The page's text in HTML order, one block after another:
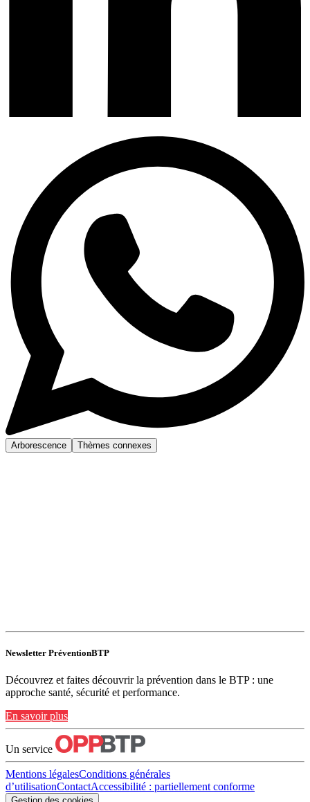
Arborescence Thèmes connexes
Newsletter PréventionBTP
Découvrez et faites découvrir la prévention dans le BTP : une
approche santé, sécurité et performance.
En savoir plus
Un service
Mentions légalesConditions générales
d’utilisationContactAccessibilité : partiellement conforme